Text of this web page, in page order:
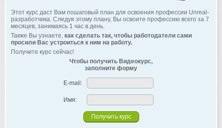
Этот курс даст Вам пошаговый план для освоения профессии Unreal-
разработчика. Следуя этому плану, Вы освоите профессию всего за 7
месяцев, занимаясь 1 час в день.
Также Вы узнаете, как сделать так, чтобы работодатели сами
просили Вас устроиться к ним на работу.
Получите курс сейчас!
Чтобы получить Видеокурс,
заполните форму
E-mail:
Имя: